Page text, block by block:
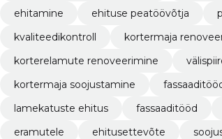
ehitamine
ehituse peatöövõtja
kvaliteedikontroll
kortermaja
korterelamute renoveerimine
kortermaja soojustamine
lamekatuste ehitus
fassaaditööd
eramutele
ehitusettevõte